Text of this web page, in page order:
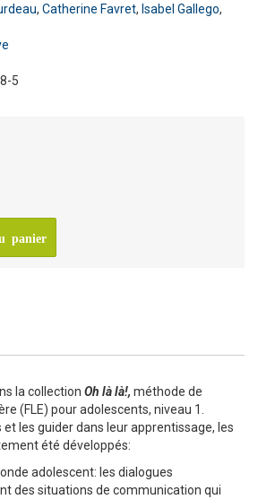
, Catherine Favret, Isabel Gallego,
5
panier
la collection Oh là là!, méthode de
(FLE) pour adolescents, niveau 1.
les guider dans leur apprentissage, les
été développés:
adolescent: les dialogues
des situations de communication qui